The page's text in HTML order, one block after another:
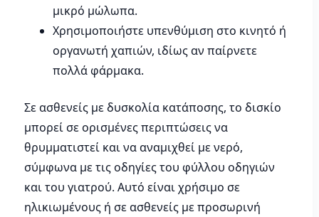
μικρό μώλωπα.
Χρησιμοποιήστε υπενθύμιση στο κινητό ή
οργανωτή χαπιών, ιδίως αν παίρνετε
πολλά φάρμακα.
Σε ασθενείς με δυσκολία κατάποσης, το δισκίο
μπορεί σε ορισμένες περιπτώσεις να
θρυμματιστεί και να αναμιχθεί με νερό,
σύμφωνα με τις οδηγίες του φύλλου οδηγιών
και του γιατρού. Αυτό είναι χρήσιμο σε
ηλικιωμένους ή σε ασθενείς με προσωρινή